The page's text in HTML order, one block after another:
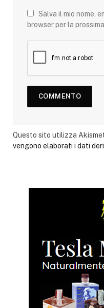
Salva il mio nome,
browser per la
Questo sito utilizza
vengono elaborati i dati